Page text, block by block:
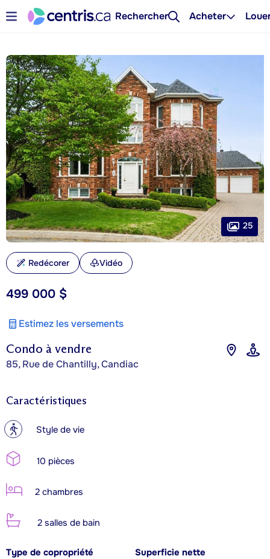
Rechercher Acheter
Condo à vendre
85, Rue de Chantilly, Candiac
499 000 $
Estimez les versements
25
Redécorer Vidéo
Caractéristiques
? Style de vie
10 pièces
2 chambres
2 salles de bain
Type de copropriété
Superficie nette